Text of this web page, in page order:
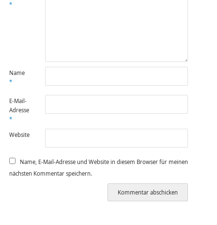
*
Name
*
E-Mail-
Adresse
*
Website
Name, E-Mail-Adresse und Website in diesem Browser für meinen
nächsten Kommentar speichern.